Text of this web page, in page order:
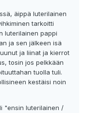
äippä luterilainen
tarkoitti
luterilainen pappi
ja sen jälkeen isä
ja liinat ja kierrot
tosin jos pelkkään
tuolla tuli.
kestäisi noin
"ensin luterilainen /